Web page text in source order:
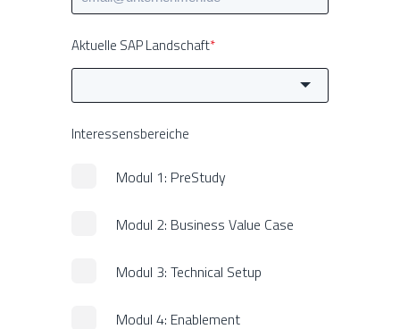
Aktuelle SAP Landschaft*
Interessensbereiche
Modul 1: PreStudy
Modul 2: Business Value Case
Modul 3: Technical Setup
Modul 4: Enablement